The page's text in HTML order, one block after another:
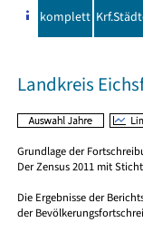
komplett
Landkreis
Grundlage der
Der Zensus 2011 mit
Die Ergebnisse der
der